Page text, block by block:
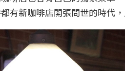
有新咖啡店開張問世的時代